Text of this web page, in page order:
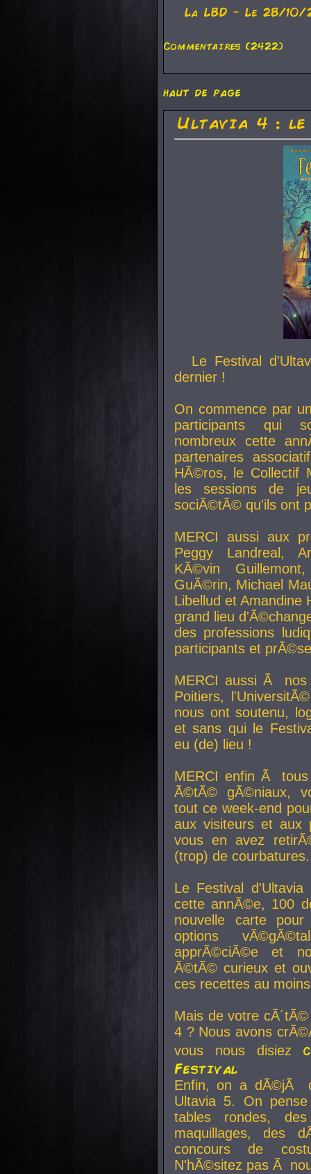
La LBD - Le 28/10/
Commentaires (2422)
haut de page
Ultavia 4 :
Le Festival
dernier !
On commence par
participants qui
nombreux cette
partenaires
HÃ©ros, le Collectif
les sessions de
sociÃ©tÃ© qu'ils ont
MERCI aussi aux
Peggy Landreal,
KÃ©vin
GuÃ©rin, Michael
Libellud et Amandine
grand lieu
des professions
participants et
MERCI aussi Ã nos
Poitiers,
nous ont soutenu,
et sans qui le
eu (de) lieu !
MERCI enfin Ã
Ã©tÃ© gÃ©niaux,
tout ce week-end
aux visiteurs et aux
vous en avez
(trop) de courbatures.
Le Festival
cette annÃ©e, 100
nouvelle carte
options
apprÃ©ciÃ©e et
Ã©tÃ© curieux et
ces recettes au
Mais de votre
4 ? Nous avons
vous nous disiez
Festival
Enfin, on a dÃ©jÃ
Ultavia 5. On
tables rondes,
maquillages, des
concours de
N'hÃ©sitez pas Ã